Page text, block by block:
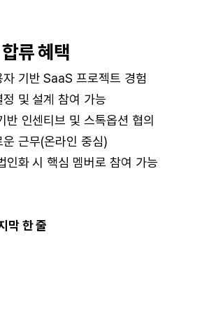
류 혜택
자 기반 SaaS 프로젝트 경험
정 및 설계 참여 가능
반 인센티브 및 스톡옵션 협의
운 근무(온라인 중심)
인화 시 핵심 멤버로 참여 가능
막 한 줄